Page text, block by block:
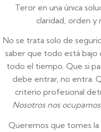
Teror en una única
claridad, orden y
No se trata solo de
saber que todo está bajo
todo el tiempo. Que si
debe entrar, no entra.
criterio profesional
Nosotros nos
Queremos que tomes la